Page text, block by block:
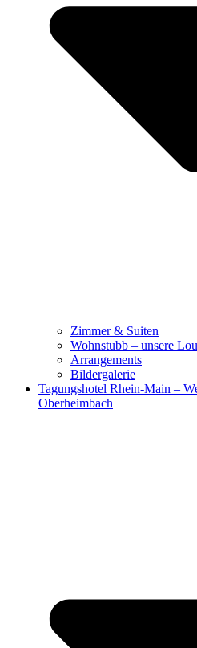
Zimmer & Suiten
Wohnstubb – unsere
Arrangements
Bildergalerie
Tagungshotel Rhein-Main –
Oberheimbach